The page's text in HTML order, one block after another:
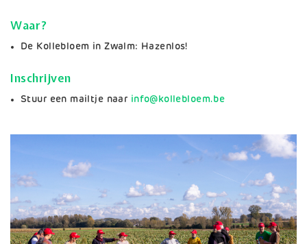
Waar?
De Kollebloem in Zwalm: Hazenlos!
Inschrijven
Stuur een mailtje naar info@kollebloem.be